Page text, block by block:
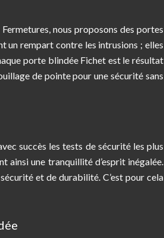
nous proposons des portes
un rempart contre les intrusions ; elles
porte blindée Fichet est le résultat
de pointe pour une sécurité sans
succès les tests de sécurité les plus
ainsi une tranquillité d’esprit inégalée.
et de durabilité. C’est pour cela